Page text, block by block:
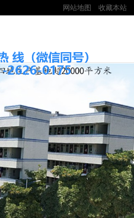
收藏本站
网站地图